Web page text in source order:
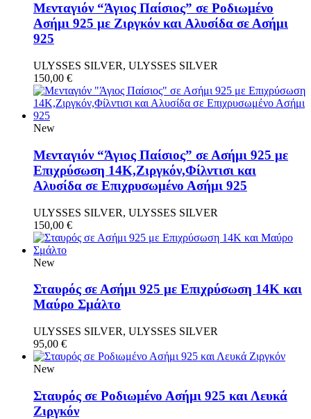
Μενταγιόν “Άγιος Παίσιος” σε Ροδιωμένο
Aσήμι 925 με Ζιργκόν και Αλυσίδα σε Ασήμι
925
ULYSSES SILVER, ULYSSES SILVER
150,00 €
New
Μενταγιόν “Άγιος Παίσιος” σε Ασήμι 925 με
Επιχρύσωση 14Κ,Ζιργκόν,Φίλντισι και
Αλυσίδα σε Eπιχρυσωμένο Ασήμι 925
ULYSSES SILVER, ULYSSES SILVER
150,00 €
New
Σταυρός σε Ασήμι 925 με Επιχρύσωση 14Κ και
Μαύρο Σμάλτο
ULYSSES SILVER, ULYSSES SILVER
95,00 €
New
Σταυρός σε Ροδιωμένο Ασήμι 925 και Λευκά
Ζιργκόν